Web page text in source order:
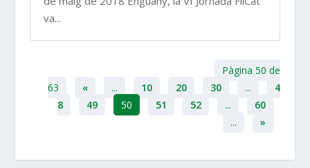
va...
Pàgina 50 de
63
« ... 10 20 30 ...
4
8
49 50 51 52 ...
60
...
»